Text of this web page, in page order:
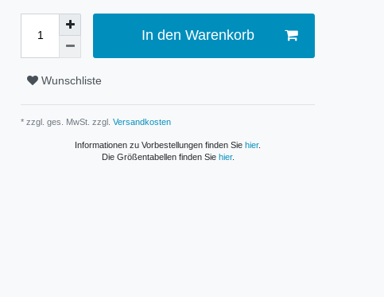
In den Warenkorb
Wunschliste
* zzgl. ges. MwSt. zzgl. Versandkosten
Informationen zu Vorbestellungen finden Sie hier.
Die Größentabellen finden Sie hier.